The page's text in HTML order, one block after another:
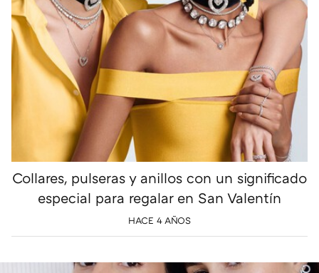
Collares, pulseras y anillos con un significado
especial para regalar en San Valentín
HACE 4 AÑOS